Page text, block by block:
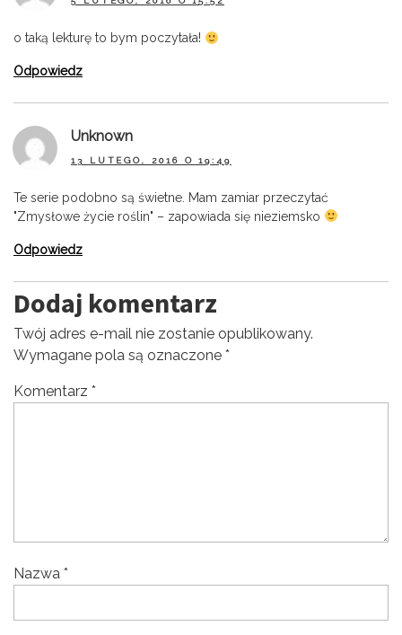
o taką lekturę to bym poczytała!
Odpowiedz
Unknown
13 LUTEGO, 2016 O 19:49
Te serie podobno są świetne. Mam zamiar przeczytać
"Zmysłowe życie roślin" – zapowiada się nieziemsko
Odpowiedz
Dodaj komentarz
Twój adres e-mail nie zostanie opublikowany.
Wymagane pola są oznaczone *
Komentarz *
Nazwa *